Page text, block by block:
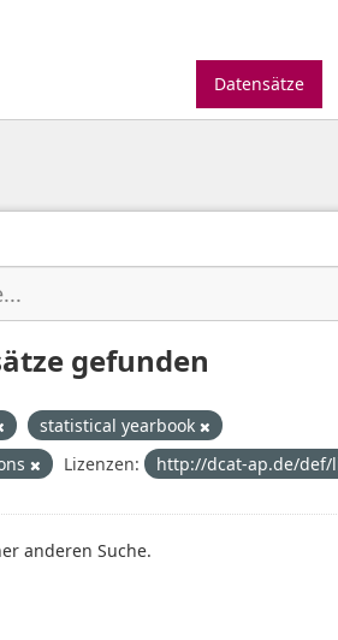
Datensätze
gefunden
statistical yearbook
Lizenzen: http://dcat-ap.de/def/
anderen Suche.